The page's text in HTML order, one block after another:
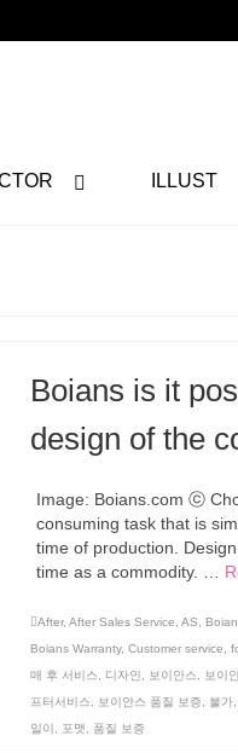
ILLUST
Boians is it
design of the
Image: Boians.com ⓒ
consuming task that is
time of production.
time as a commodity. …
After, After Sales Service AS
Boians Warranty, Customer service
매 후 서비스
디자인 보이안스 보이
프터서비스
보이안스 품질 보증 불가,
일이
포맷 품질 보증